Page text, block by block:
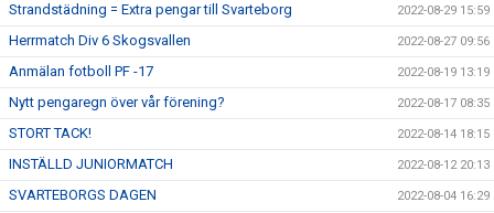
Strandstädning = Extra pengar till Svarteborg 2022-08-29 15:59
Herrmatch Div 6 Skogsvallen 2022-08-27 09:56
Anmälan fotboll PF -17 2022-08-19 13:19
Nytt pengaregn över vår förening? 2022-08-17 08:35
STORT TACK! 2022-08-14 18:15
INSTÄLLD JUNIORMATCH 2022-08-12 20:13
SVARTEBORGS DAGEN 2022-08-04 16:29